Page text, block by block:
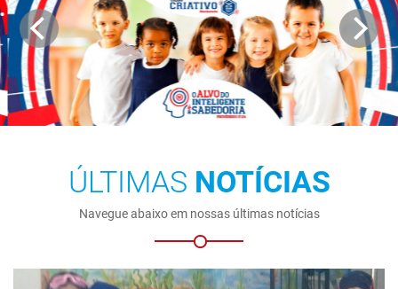
ÚLTIMAS NOTÍCIAS
Navegue abaixo em nossas últimas notícias